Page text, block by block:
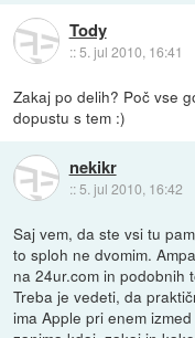
Tody
::5. jul 2010, 16:41
Zakaj po delih? Poč vse
dopustu s tem :)
nekikr
:: 5. jul 2010, 16:42
Saj vem, da ste vsi tu
to sploh ne dvomim.
na 24ur.com in podobnih
Treba je vedeti, da
ima Apple pri enem